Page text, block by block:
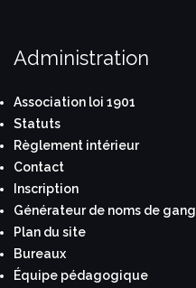
Administration
Association loi 1901
Statuts
Règlement intérieur
Contact
Inscription
Générateur de noms de gang
Plan du site
Bureaux
Équipe pédagogique